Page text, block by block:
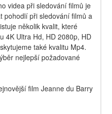
videa při sledování filmů je
pohodlí při sledování filmů a
několik kvalit, které
4K Ultra Hd, HD 2080p, HD
také kvalitu Mp4.
nejlepší požadované
film Jeanne du Barry